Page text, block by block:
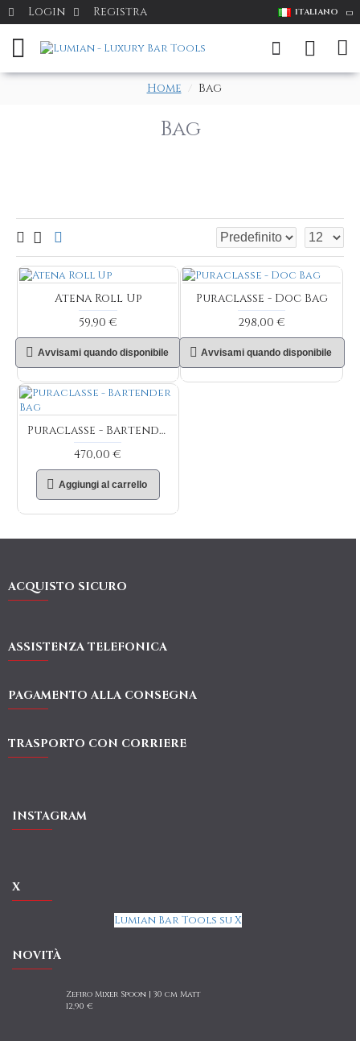
Login Registra ITALIANO
Home Bag
Bag
Atena Roll Up
59,90 €
Avvisami quando disponibile
Puraclasse - Doc Bag
298,00 €
Avvisami quando disponibile
Puraclasse - Bartender Bag
470,00 €
Aggiungi al carrello
ACQUISTO SICURO
ASSISTENZA TELEFONICA
PAGAMENTO ALLA CONSEGNA
TRASPORTO CON CORRIERE
INSTAGRAM
X
Lumian Bar Tools su X
NOVITÀ
Zefiro Mixer Spoon | 30 cm Matt
12,90 €